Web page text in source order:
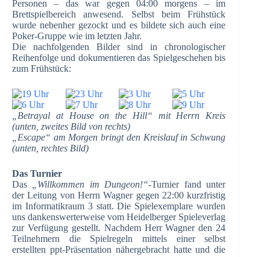
Personen – das war gegen 04:00 morgens – im
Brettspielbereich anwesend. Selbst beim Frühstück
wurde nebenher gezockt und es bildete sich auch eine
Poker-Gruppe wie im letzten Jahr.
Die nachfolgenden Bilder sind in chronologischer
Reihenfolge und dokumentieren das Spielgeschehen bis
zum Frühstück:
„Betrayal at House on the Hill“ mit Herrn Kreis
(unten, zweites Bild von rechts)
„Escape“ am Morgen bringt den Kreislauf in Schwung
(unten, rechtes Bild)
Das Turnier
Das
„Willkommen im Dungeon!“-Turnier fand unter
der Leitung von Herrn Wagner gegen 22:00 kurzfristig
im Informatikraum 3 statt. Die Spielexemplare wurden
uns dankenswerterweise vom Heidelberger Spieleverlag
zur Verfügung gestellt. Nachdem Herr Wagner den 24
Teilnehmern die Spielregeln mittels einer selbst
erstellten ppt-Präsentation nähergebracht hatte und die